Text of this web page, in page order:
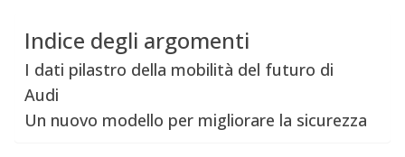
Indice degli argomenti
I dati pilastro della mobilità del futuro di
Audi
Un nuovo modello per migliorare la sicurezza